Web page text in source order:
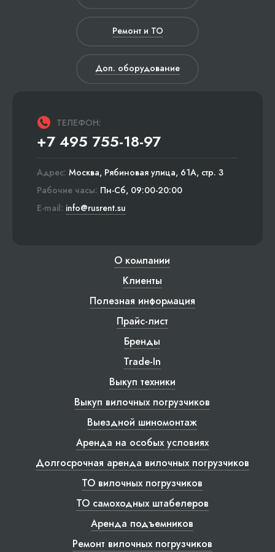
Ремонт и ТО
Доп. оборудование
ТЕЛЕФОН:
+7 495 755-18-97
Адрес: Москва, Рябиновая улица, 61А, стр. 3
Рабочие часы: Пн-Сб, 09:00-20:00
E-mail: info@rusrent.su
О компании
Клиенты
Полезная информация
Прайс-лист
Бренды
Trade-In
Выкуп техники
Выкуп вилочных погрузчиков
Выездной шиномонтаж
Аренда на особых условиях
Долгосрочная аренда вилочных погрузчиков
ТО вилочных погрузчиков
ТО самоходных штабелеров
Аренда подъемников
Ремонт вилочных погрузчиков